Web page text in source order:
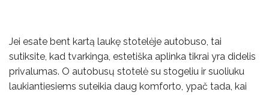
Jei esate bent kartą laukę stotelėje autobuso, tai
sutiksite, kad tvarkinga, estetiška aplinka tikrai yra didelis
privalumas. O autobusų stotelė su stogeliu ir suoliuku
laukiantiesiems suteikia daug komforto, ypač tada, kai